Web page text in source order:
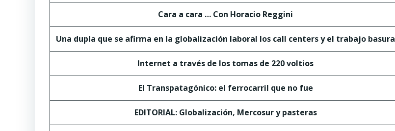
Cara a cara … Con Horacio Reggini
Una dupla que se afirma en la globalización laboral los call centers y el trabajo basura
Internet a través de los tomas de 220 voltios
El Transpatagónico: el ferrocarril que no fue
EDITORIAL: Globalización, Mercosur y pasteras